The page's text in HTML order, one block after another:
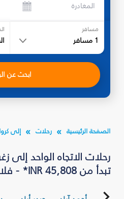
المغادرة
مسافر
1 مسافر
ابحث عن
الصفحة الرئيسية رحلات إلى
تبدأ من INR 45,808* - فلاي دبي